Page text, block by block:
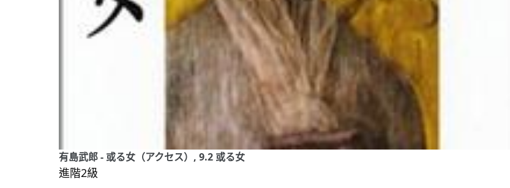
有島武郎 - 或る女（アクセス）, 9.2 或る女
進階2級